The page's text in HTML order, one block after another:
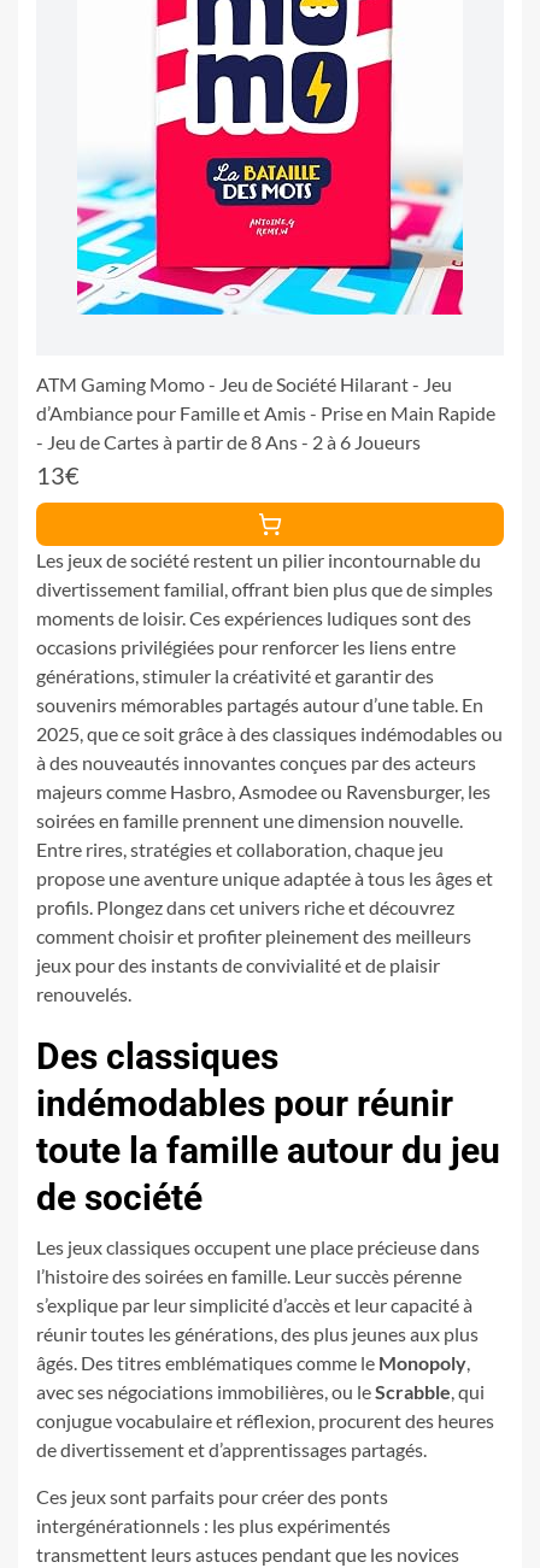
ATM Gaming Momo - Jeu de Société Hilarant - Jeu
d’Ambiance pour Famille et Amis - Prise en Main Rapide
- Jeu de Cartes à partir de 8 Ans - 2 à 6 Joueurs
13€
Les jeux de société restent un pilier incontournable du
divertissement familial, offrant bien plus que de simples
moments de loisir. Ces expériences ludiques sont des
occasions privilégiées pour renforcer les liens entre
générations, stimuler la créativité et garantir des
souvenirs mémorables partagés autour d’une table. En
2025, que ce soit grâce à des classiques indémodables ou
à des nouveautés innovantes conçues par des acteurs
majeurs comme Hasbro, Asmodee ou Ravensburger, les
soirées en famille prennent une dimension nouvelle.
Entre rires, stratégies et collaboration, chaque jeu
propose une aventure unique adaptée à tous les âges et
profils. Plongez dans cet univers riche et découvrez
comment choisir et profiter pleinement des meilleurs
jeux pour des instants de convivialité et de plaisir
renouvelés.
Des classiques
indémodables pour réunir
toute la famille autour du jeu
de société
Les jeux classiques occupent une place précieuse dans
l’histoire des soirées en famille. Leur succès pérenne
s’explique par leur simplicité d’accès et leur capacité à
réunir toutes les générations, des plus jeunes aux plus
âgés. Des titres emblématiques comme le Monopoly,
avec ses négociations immobilières, ou leScrabble, qui
conjugue vocabulaire et réflexion, procurent des heures
de divertissement et d’apprentissages partagés.
Ces jeux sont parfaits pour créer des ponts
intergénérationnels : les plus expérimentés
transmettent leurs astuces pendant que les novices